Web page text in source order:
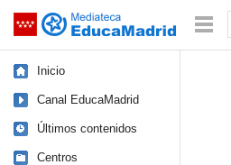
Saltar navegación
Inicio
Canal EducaMadrid
Últimos contenidos
Centros